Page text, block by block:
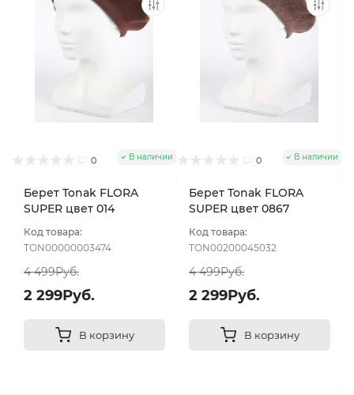
0 В наличии
Берет Tonak FLORA
SUPER цвет 014
Код товара:
TON00000003474
4 499Руб.
2 299Руб.
В корзину
0 В наличии
Берет Tonak FLORA
SUPER цвет 0867
Код товара:
TON00200045032
4 499Руб.
2 299Руб.
В корзину